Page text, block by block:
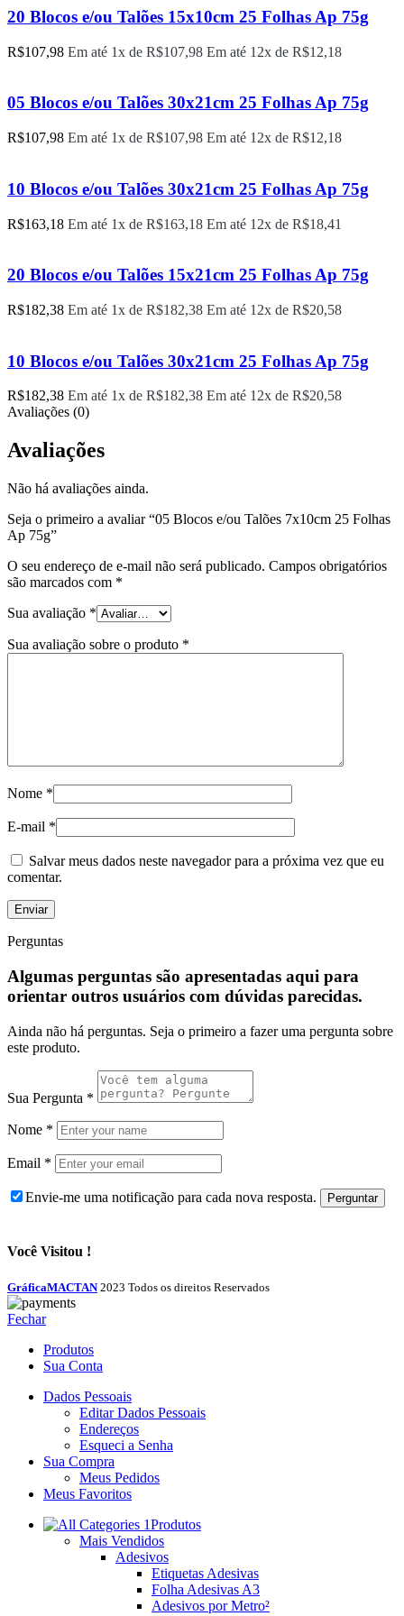
20 Blocos e/ou Talões 15x10cm 25 Folhas Ap 75g
R$107,98 Em até 1x de R$107,98 Em até 12x de R$12,18
05 Blocos e/ou Talões 30x21cm 25 Folhas Ap 75g
R$107,98 Em até 1x de R$107,98 Em até 12x de R$12,18
10 Blocos e/ou Talões 30x21cm 25 Folhas Ap 75g
R$163,18 Em até 1x de R$163,18 Em até 12x de R$18,41
20 Blocos e/ou Talões 15x21cm 25 Folhas Ap 75g
R$182,38 Em até 1x de R$182,38 Em até 12x de R$20,58
10 Blocos e/ou Talões 30x21cm 25 Folhas Ap 75g
R$182,38 Em até 1x de R$182,38 Em até 12x de R$20,58
Avaliações (0)
Avaliações
Não há avaliações ainda.
Seja o primeiro a avaliar “05 Blocos e/ou Talões 7x10cm 25 Folhas
Ap 75g”
O seu endereço de e-mail não será publicado. Campos obrigatórios
são marcados com *
Sua avaliação *
Sua avaliação sobre o produto *
Nome *
E-mail *
Salvar meus dados neste navegador para a próxima vez que eu
comentar.
Perguntas
Algumas perguntas são apresentadas aqui para
orientar outros usuários com dúvidas parecidas.
Ainda não há perguntas. Seja o primeiro a fazer uma pergunta sobre
este produto.
Sua Pergunta *
Nome *
Email *
Envie-me uma notificação para cada nova resposta.
Você Visitou !
GráficaMACTAN 2023 Todos os direitos Reservados
Fechar
Produtos
Sua Conta
Dados Pessoais
Editar Dados Pessoais
Endereços
Esqueci a Senha
Sua Compra
Meus Pedidos
Meus Favoritos
Produtos
Mais Vendidos
Adesivos
Etiquetas Adesivas
Folha Adesivas A3
Adesivos por Metro²